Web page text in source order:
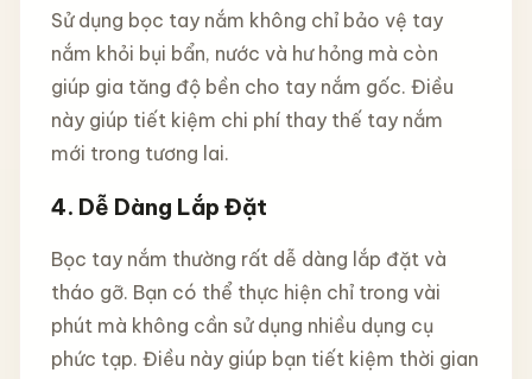
Sử dụng bọc tay nắm không chỉ bảo vệ tay
nắm khỏi bụi bẩn, nước và hư hỏng mà còn
giúp gia tăng độ bền cho tay nắm gốc. Điều
này giúp tiết kiệm chi phí thay thế tay nắm
mới trong tương lai.
4. Dễ Dàng Lắp Đặt
Bọc tay nắm thường rất dễ dàng lắp đặt và
tháo gỡ. Bạn có thể thực hiện chỉ trong vài
phút mà không cần sử dụng nhiều dụng cụ
phức tạp. Điều này giúp bạn tiết kiệm thời gian